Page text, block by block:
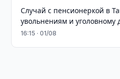
Случай с пенсионеркой в
увольнениям и уголовному
16:15 · 01/08